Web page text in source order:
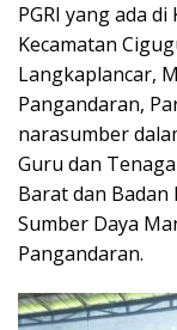
PGRI yang ada
Kecamatan
Langkaplancar,
Pangandaran,
narasumber
Guru dan
Barat dan Badan
Sumber Daya
Pangandaran.